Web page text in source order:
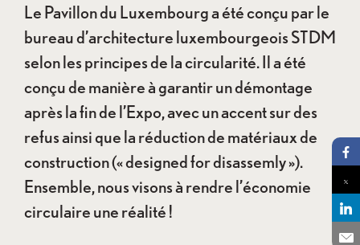
Le Pavillon du Luxembourg a été conçu par le
bureau d’architecture luxembourgeois STDM
selon les principes de la circularité. Il a été
conçu de manière à garantir un démontage
après la fin de l’Expo, avec un accent sur des
refus ainsi que la réduction de matériaux de
construction (« designed for disassemly »).
Ensemble, nous visons à rendre l’économie
circulaire une réalité !